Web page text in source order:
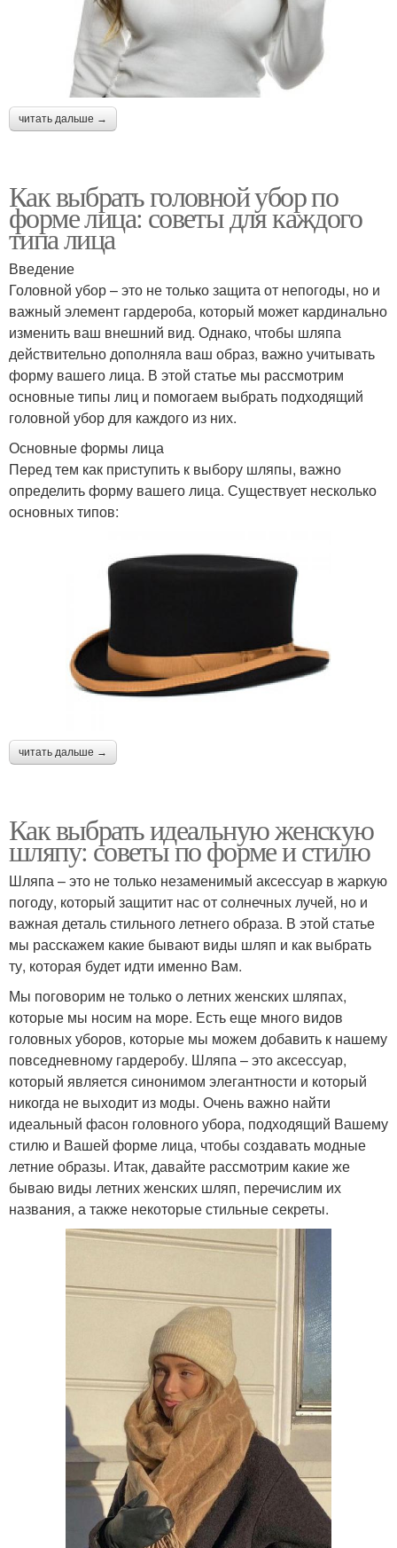
читать дальше →
Как выбрать головной убор по
форме лица: советы для каждого
типа лица
Введение
Головной убор – это не только защита от непогоды, но и
важный элемент гардероба, который может кардинально
изменить ваш внешний вид. Однако, чтобы шляпа
действительно дополняла ваш образ, важно учитывать
форму вашего лица. В этой статье мы рассмотрим
основные типы лиц и помогаем выбрать подходящий
головной убор для каждого из них.
Основные формы лица
Перед тем как приступить к выбору шляпы, важно
определить форму вашего лица. Существует несколько
основных типов:
читать дальше →
Как выбрать идеальную женскую
шляпу: советы по форме и стилю
Шляпа – это не только незаменимый аксессуар в жаркую
погоду, который защитит нас от солнечных лучей, но и
важная деталь стильного летнего образа. В этой статье
мы расскажем какие бывают виды шляп и как выбрать
ту, которая будет идти именно Вам.
Мы поговорим не только о летних женских шляпах,
которые мы носим на море. Есть еще много видов
головных уборов, которые мы можем добавить к нашему
повседневному гардеробу. Шляпа – это аксессуар,
который является синонимом элегантности и который
никогда не выходит из моды. Очень важно найти
идеальный фасон головного убора, подходящий Вашему
стилю и Вашей форме лица, чтобы создавать модные
летние образы. Итак, давайте рассмотрим какие же
бываю виды летних женских шляп, перечислим их
названия, а также некоторые стильные секреты.